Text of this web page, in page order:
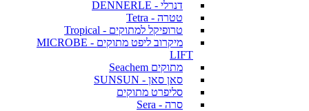
דנרלי - DENNERLE
טטרה - Tetra
טרופיקל למתוקים - Tropical
מיקרוב ליפט מתוקים - MICROBE
LIFT
מתוקים Seachem
סאן סאן - SUNSUN
סליפרט מתוקים
סרה - Sera